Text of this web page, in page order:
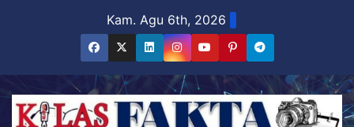
Kam. Agu 6th, 2026